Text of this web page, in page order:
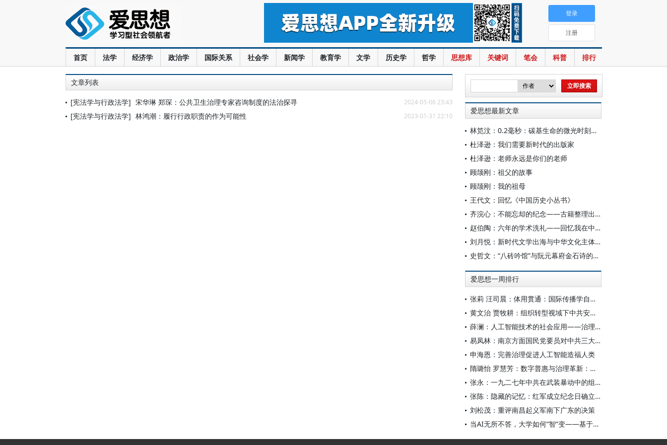
首页 法学 经济学 政治学 国际关系 社会学 新闻学 教育学 文学 历史学 哲学 思想库 关键词 笔会 科普 排行
登录
注册
文章列表
[宪法学与行政法学] 宋华琳 郑琛：公共卫生治理专家咨询制度的法治探寻 2024-05-06 23:43
[宪法学与行政法学] 林鸿潮：履行行政职责的作为可能性 2023-01-31 22:10
爱思想最新文章
林笕汶：0.2毫秒：碳基生命的微光时刻——读邵春堡《未来人类：科技拓展无限可能》
杜泽逊：我们需要新时代的出版家
杜泽逊：老师永远是你们的老师
顾颉刚：祖父的故事
顾颉刚：我的祖母
王代文：回忆《中国历史小丛书》
齐浣心：不能忘却的纪念——古籍整理出版规划小组成立六十载记
赵伯陶：六年的学术洗礼——回忆我在中华书局的日子
刘月悦：新时代文学出海与中华文化主体性建构
史哲文：“八砖吟馆”与阮元幕府金石诗的学人品格、诗学祈向
爱思想一周排行
张莉 汪司晨：体用贯通：国际传播学自主知识体系的建构逻辑与学科交叉进路
黄文治 贾牧耕：组织转型视域下中共安徽省临时委员会的“两建两废”（1927—1931）
薛澜：人工智能技术的社会应用——治理挑战
易凤林：南京方面国民党要员对中共三大起义的反应
申海恩：完善治理促进人工智能造福人类
隋璐怡 罗慧芳：数字普惠与治理革新：中国人工智能赋能全球南方发展
张永：一九二七年中共在武装暴动中的组织转型
张陈：隐藏的记忆：红军成立纪念日确立前中共对南昌起义的纪念
刘松茂：重评南昌起义军南下广东的决策
当AI无所不答，大学如何“智”变——基于全国400余所高校本科生AI使用情况的调查与思考